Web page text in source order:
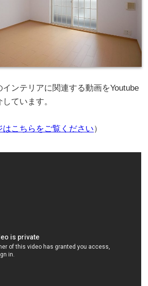
ンテリアに関連する動画をYoutube
ています。
はこちらをご覧ください）